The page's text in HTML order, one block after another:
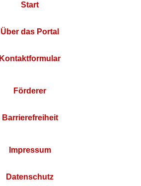
Start
Über das Portal
Kontaktformular
Förderer
Barrierefreiheit
Impressum
Datenschutz